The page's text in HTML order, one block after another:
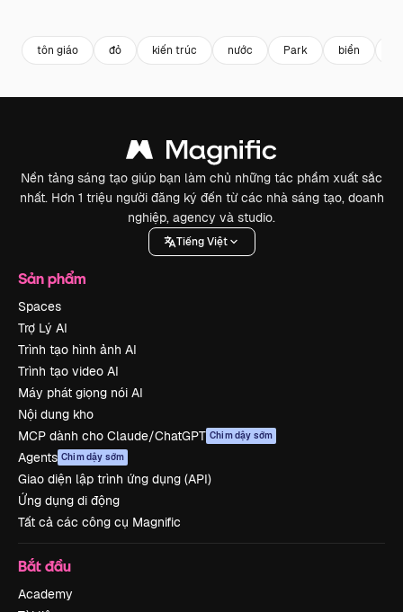
tôn giáo đỏ kiến trúc nước Park biển
Nền tảng sáng tạo giúp bạn làm chủ những tác phẩm xuất sắc
nhất. Hơn 1 triệu người đăng ký đến từ các nhà sáng tạo, doanh
nghiệp, agency và studio.
Tiếng Việt
Sản phẩm
Spaces
Trợ Lý AI
Trình tạo hình ảnh AI
Trình tạo video AI
Máy phát giọng nói AI
Nội dung kho
MCP dành cho Claude/ChatGPT Chim dậy sớm
Agents Chim dậy sớm
Giao diện lập trình ứng dụng (API)
Ứng dụng di động
Tất cả các công cụ Magnific
Bắt đầu
Academy